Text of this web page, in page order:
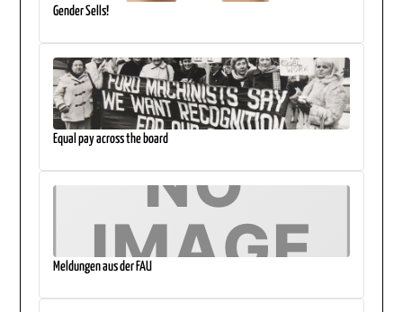
Gender Sells!
Equal pay across the board
Meldungen aus der FAU